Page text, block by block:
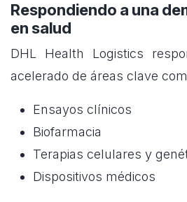
Respondiendo a una
en salud
DHL Health Logistics
acelerado de áreas clave
Ensayos clínicos
Biofarmacia
Terapias celulares y
Dispositivos médicos